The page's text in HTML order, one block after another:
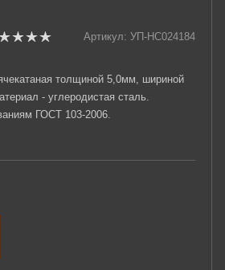
Артикул: УП-НС024184
толщиной 5,0мм, шириной
- углеродистая сталь.
ГОСТ 103-2006.